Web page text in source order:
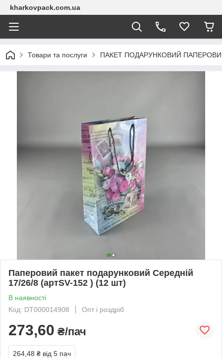
kharkovpack.com.ua
Товари та послуги ПАКЕТ ПОДАРУНКОВИЙ
Паперовий пакет подарунковий Середній
17/26/8 (артSV-152 ) (12 шт)
В наявності
Код: DT000014908
Опт і роздріб
273,60 ₴/пач
264,48 ₴ від 5 пач